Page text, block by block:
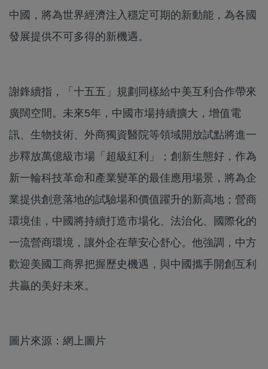
中國，將為世界經濟注入穩定可期的新動能，為各國
發展提供不可多得的新機遇。
謝鋒續指，「十五五」規劃同樣給中美互利合作帶來
廣闊空間。未來5年，中國市場持續擴大，增值電
訊、生物技術、外商獨資醫院等領域開放試點將進一
步釋放萬億級市場「超級紅利」；創新生態好，作為
新一輪科技革命和產業變革的最佳應用場景，將為企
業提供創意落地的試驗場和價值躍升的新高地；營商
環境佳，中國將持續打造市場化、法治化、國際化的
一流營商環境，讓外企在華安心舒心。他強調，中方
歡迎美國工商界把握歷史機遇，與中國攜手開創互利
共贏的美好未來。
圖片來源：網上圖片